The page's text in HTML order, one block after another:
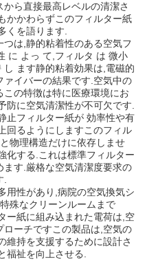
ら直接最高レベルの清潔さ
かかわらずこのフィルター紙
くを語ります.
は,静的粘着性のある空気フ
に よっ て,フィルタ は 微小
ます静的粘着効果は,電磁的
イバーの結果です.空気中の
の特徴は特に医療環境にお
防に空気清潔性が不可欠です.
止フィルター紙が 効率性や有
回るようにしますこのフィル
物理構造だけに依存しませ
化する.これは標準フィルター
ます.厳格な空気清潔度要求の
用性があり,病院の空気換気シ
殊なクリーンルームまで
ー紙に組み込まれた電荷は,空
ーチですこの製品は,空気の
維持を支援するために設計さ
福祉を向上させる.